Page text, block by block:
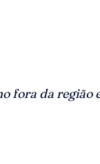
da região